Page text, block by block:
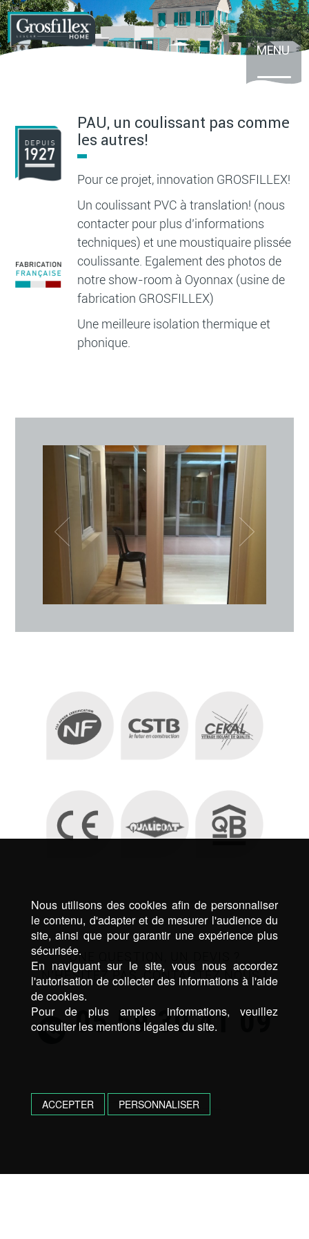
Aller
au
contenu
principal
MENU
PAU, un coulissant pas comme
les autres!
Pour ce projet, innovation GROSFILLEX!
Un coulissant PVC à translation! (nous
contacter pour plus d’informations
techniques) et une moustiquaire plissée
coulissante. Egalement des photos de
notre show-room à Oyonnax (usine de
fabrication GROSFILLEX)
Une meilleure isolation thermique et
phonique.
UNE QUESTION, UN DEVIS ?
N’HÉSITEZ PAS, CONTACTEZ NOUS !
05 59 30 41 09
Nous utilisons des cookies afin de personnaliser
le contenu, d'adapter et de mesurer l'audience du
site, ainsi que pour garantir une expérience plus
sécurisée.
En naviguant sur le site, vous nous accordez
l'autorisation de collecter des informations à l'aide
de cookies.
Pour de plus amples informations, veuillez
consulter les mentions légales du site.
ACCEPTER PERSONNALISER